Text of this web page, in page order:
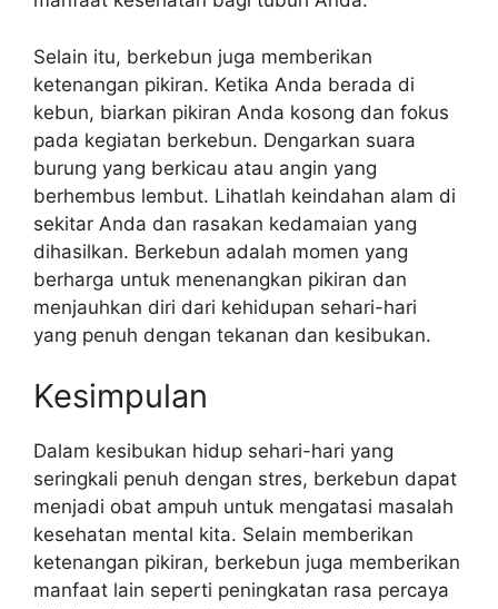
Selain itu, berkebun juga memberikan
ketenangan pikiran. Ketika Anda berada di
kebun, biarkan pikiran Anda kosong dan fokus
pada kegiatan berkebun. Dengarkan suara
burung yang berkicau atau angin yang
berhembus lembut. Lihatlah keindahan alam di
sekitar Anda dan rasakan kedamaian yang
dihasilkan. Berkebun adalah momen yang
berharga untuk menenangkan pikiran dan
menjauhkan diri dari kehidupan sehari-hari
yang penuh dengan tekanan dan kesibukan.
Kesimpulan
Dalam kesibukan hidup sehari-hari yang
seringkali penuh dengan stres, berkebun dapat
menjadi obat ampuh untuk mengatasi masalah
kesehatan mental kita. Selain memberikan
ketenangan pikiran, berkebun juga memberikan
manfaat lain seperti peningkatan rasa percaya